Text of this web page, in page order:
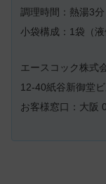
調理時間：熱湯3分
小袋構成：1袋（液
エースコック株式
12-40紙谷新御堂
お客様窓口：大阪